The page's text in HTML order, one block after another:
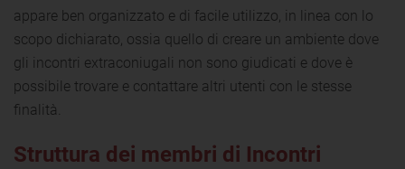
appare ben organizzato e di facile utilizzo, in linea con lo
scopo dichiarato, ossia quello di creare un ambiente dove
gli incontri extraconiugali non sono giudicati e dove è
possibile trovare e contattare altri utenti con le stesse
finalità.
Struttura dei membri di Incontri